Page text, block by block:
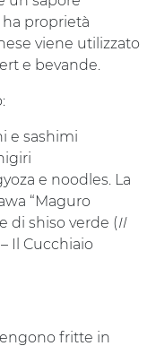
proprietà
viene utilizzato
e bevande.
e sashimi
e noodles. La
“Maguro
di shiso verde (Il
Il Cucchiaio
fritte in